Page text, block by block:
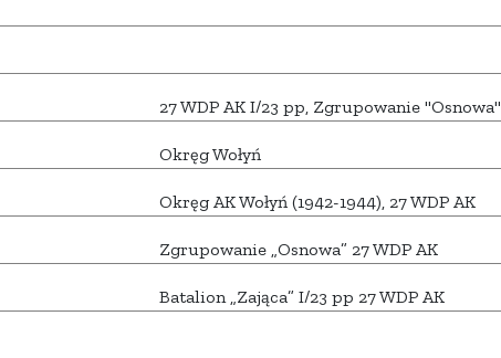
27 WDP AK I/23 pp, Zgrupowanie "Osnowa"
Okręg Wołyń
Okręg AK Wołyń (1942-1944), 27 WDP AK
Zgrupowanie „Osnowa” 27 WDP AK
Batalion „Zająca” I/23 pp 27 WDP AK